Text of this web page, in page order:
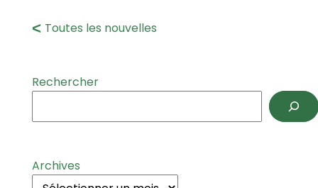
Toutes les nouvelles
Rechercher
Archives